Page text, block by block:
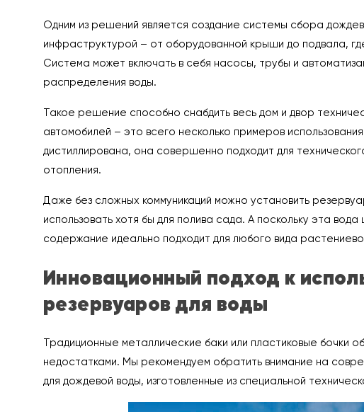
Одним из решений является создание системы сбора
инфраструктурой – от оборудованной крыши до подвала,
Система может включать в себя насосы, трубы и
распределения воды.
Такое решение способно снабдить весь дом и двор
автомобилей – это всего несколько примеров
дистиллирована, она совершенно подходит для
отопления.
Даже без сложных коммуникаций можно установить
использовать хотя бы для полива сада. А поскольку эта
содержание идеально подходит для любого вида
Инновационный подход к
резервуаров для воды
Традиционные металлические баки или пластиковые бочки
недостатками. Мы рекомендуем обратить внимание на
для дождевой воды, изготовленные из специальной